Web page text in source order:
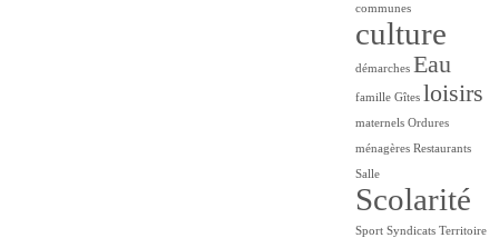
communes
culture
démarches Eau
famille Gîtes loisirs
maternels Ordures
ménagères Restaurants
Salle
Scolarité
Sport Syndicats Territoire